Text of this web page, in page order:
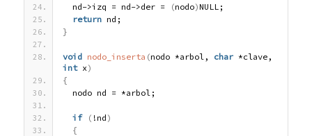
  nd->izq = nd->der =
(nodo)NULL;
return nd;
}
void nodo_inserta (nodo *arbol, char
int x)
{
  nodo nd = *arbol;
if ( !nd)
{